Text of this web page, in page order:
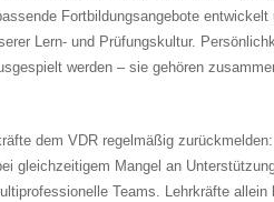
Fortbildungsangebote entwickelt
Lern- und Prüfungskultur.
werden – sie gehören
dem VDR regelmäßig
gleichzeitigem Mangel an
Teams. Lehrkräfte allein